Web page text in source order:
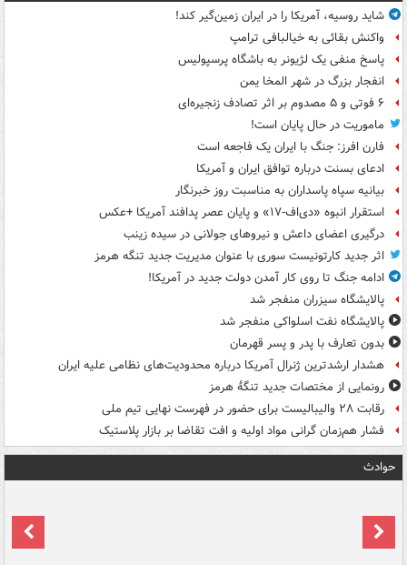
شاید روسیه، آمریکا را در ایران زمین‌گیر کند!
واکنش بقائی به خیالبافی ترامپ
پاسخ منفی یک لژیونر به باشگاه پرسپولیس
انفجار بزرگ در شهر المخا یمن
۶ فوتی و ۵ مصدوم بر اثر تصادف زنجیره‌ای
ماموریت در حال پایان است!
فارن افرز: جنگ با ایران یک فاجعه است
ادعای بسنت درباره توافق ایران و آمریکا
بیانیه سپاه پاسداران به مناسبت روز خبرنگار
استقرار انبوه «دی‌اف‑۱۷» و پایان عصر پدافند آمریکا +عکس
درگیری اعضای داعش و نیروهای جولانی در سیده زینب
اثر جدید کارتونیست سوری با عنوان مدیریت جدید تنگه هرمز
ادامه جنگ تا روی کار آمدن دولت جدید در آمریکا!
پالایشگاه سیزران منفجر شد
پالایشگاه نفت اسلواکی منفجر شد
بدون تعارف با پدر و پسر قهرمان
هشدار ارشدترین ژنرال آمریکا درباره محدودیت‌های نظامی علیه ایران
رونمایی از مختصات جدید تنگۀ هرمز
رقابت ۲۸ والیبالیست برای حضور در فهرست نهایی تیم ملی
فشار هم‌زمان گرانی مواد اولیه و افت تقاضا بر بازار پلاستیک
حوادث